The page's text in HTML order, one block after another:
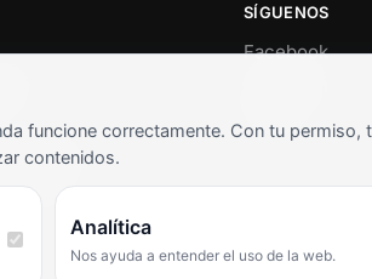
SÍGUENOS
Facebook
funcione correctamente. Con tu
contenidos.
Analítica
Nos ayuda a entender el uso de la web.